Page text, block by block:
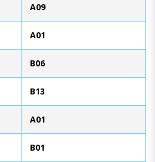
A09
A01
B06
B13
A01
B01